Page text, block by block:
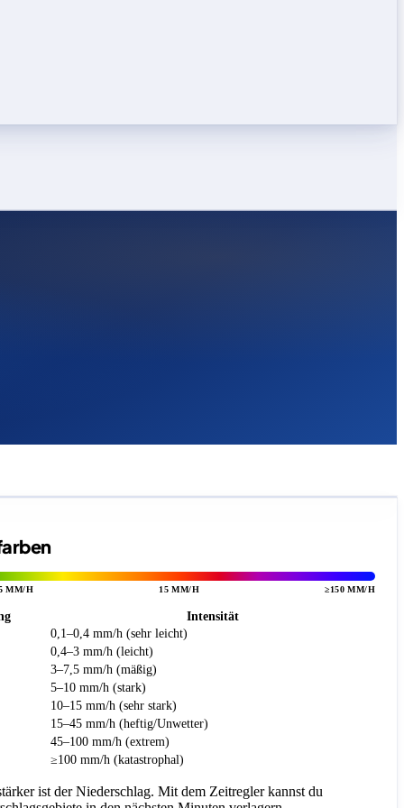
MM/H 15 MM/H ≥150 MM/H
Intensität
0,1–0,4 mm/h (sehr leicht)
0,4–3 mm/h (leicht)
3–7,5 mm/h (mäßig)
5–10 mm/h (stark)
10–15 mm/h (sehr stark)
15–45 mm/h (heftig/Unwetter)
45–100 mm/h (extrem)
≥100 mm/h (katastrophal)
ist der Niederschlag. Mit dem Zeitregler kannst du